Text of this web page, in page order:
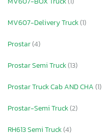
MV607-Delivery Truck(1)
Prostar(4)
Prostar Semi Truck(13)
Prostar Truck Cab AND CHA(1)
Prostar-Semi Truck(2)
RH613 Semi Truck(4)